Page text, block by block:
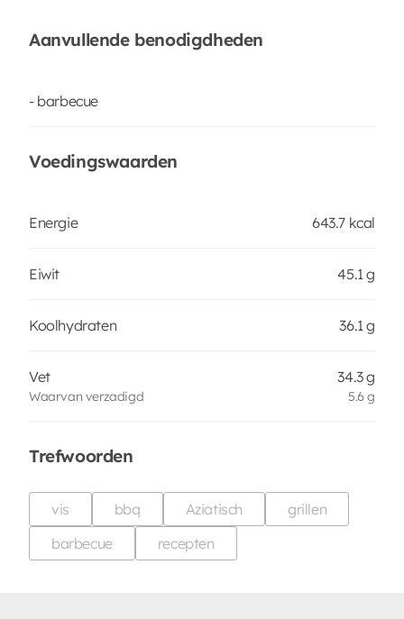
Aanvullende benodigdheden
- barbecue
Voedingswaarden
Energie 643.7 kcal
Eiwit 45.1 g
Koolhydraten 36.1 g
Vet 34.3 g
Waarvan verzadigd 5.6 g
Trefwoorden
vis bbq Aziatisch
grillen
barbecue
recepten